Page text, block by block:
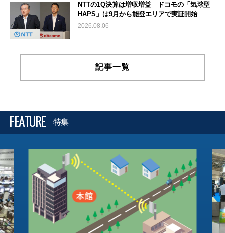
NTTの1Q決算は増収増益 ドコモの「気球型
HAPS」は9月から能登エリアで実証開始
2026.08.06
記事一覧
FEATURE 特集